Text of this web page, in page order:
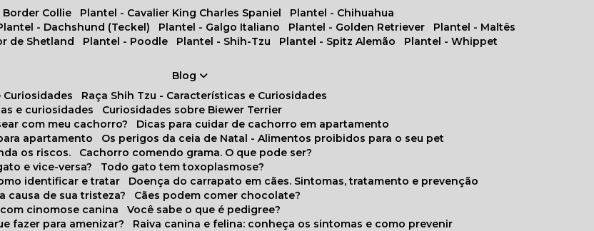
Border Collie Plantel - Cavalier King Charles Spaniel
Plantel - Chihuahua
Plantel - Dachshund (Teckel) Plantel - Galgo Italiano Plantel - Golden Retriever
Plantel - Maltês
de Shetland Plantel - Poodle Plantel - Shih-Tzu Plantel - Spitz Alemão
Plantel - Whippet
Blog
Curiosidades
Raça Shih Tzu - Características e Curiosidades
e curiosidades
Curiosidades sobre Biewer Terrier
com meu cachorro?
Dicas para cuidar de cachorro em apartamento
apartamento
Os perigos da ceia de Natal - Alimentos proibidos para o seu pet
os riscos.
Cachorro comendo grama. O que pode ser?
e vice-versa?
Todo gato tem toxoplasmose?
identificar e tratar
Doença do carrapato em cães. Sintomas, tratamento e prevenção
causa de sua tristeza?
Cães podem comer chocolate?
cinomose canina
Você sabe o que é pedigree?
fazer para amenizar?
Raiva canina e felina: conheça os sintomas e como prevenir